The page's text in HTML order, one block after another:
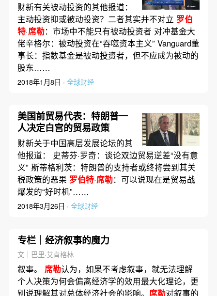
财新有关被动投资的其他报道：
主动投资抑或被动投资？二者其实并不对立 罗伯
特·席勒：市场中不能只有被动投资者 对冲基金大
佬辛格尔：被动投资在“吞噬资本主义” Vanguard董
事长：指数基金是被动投资者，但不应成为被动的
股东……
2018年1月8日 · 全球财经
美国前贸易代表：特朗普一
人决定白宫的贸易政策
财新关于中国高层发展论坛的其
他报道： 史蒂芬·罗奇：谈论双边贸易逆差“没有意
义” 斯蒂格利茨：特朗普的支持者或终将尝到其关
税政策的恶果 罗伯特·席勒：可以说现在是贸易战
爆发的“好时机”……
2018年3月26日 · 全球财经
专栏｜经济叙事的魔力
文｜巴里·艾肯格林
叙事。 席勒认为，如果不考虑叙事，就无法理解
个人决策为何会偏离经济学的效用最大化理论，更
别说理解其对总体经济社会的影响。 席勒对叙事的